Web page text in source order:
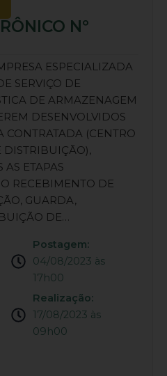
Nº
ESPECIALIZADA
SERVIÇO DE
DE ARMAZENAGEM
DESENVOLVIDOS
CONTRATADA (CENTRO
DISTRIBUIÇÃO),
ETAPAS
RECEBIMENTO DE
GUARDA,
DE…
Postagem:
04/08/2023 às
17h00
Realização:
17/08/2023 às
09h00